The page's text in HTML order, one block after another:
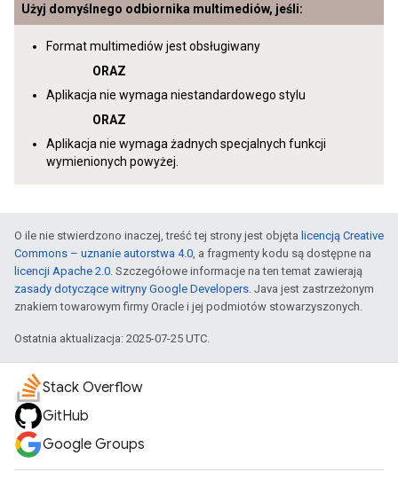
Użyj domyślnego odbiornika multimediów, jeśli:
Format multimediów jest obsługiwany
ORAZ
Aplikacja nie wymaga niestandardowego stylu
ORAZ
Aplikacja nie wymaga żadnych specjalnych funkcji
wymienionych powyżej.
O ile nie stwierdzono inaczej, treść tej strony jest objęta licencją Creative
Commons – uznanie autorstwa 4.0 , a fragmenty kodu są dostępne na
licencji Apache 2.0 . Szczegółowe informacje na ten temat zawierają
zasady dotyczące witryny Google Developers . Java jest zastrzeżonym
znakiem towarowym firmy Oracle i jej podmiotów stowarzyszonych.
Ostatnia aktualizacja: 2025-07-25 UTC.
Stack Overflow
GitHub
Google Groups